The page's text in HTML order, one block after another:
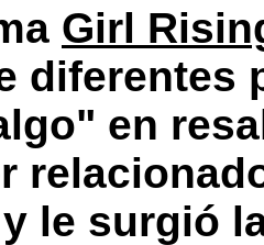
Girl
diferentes
en
le surgió